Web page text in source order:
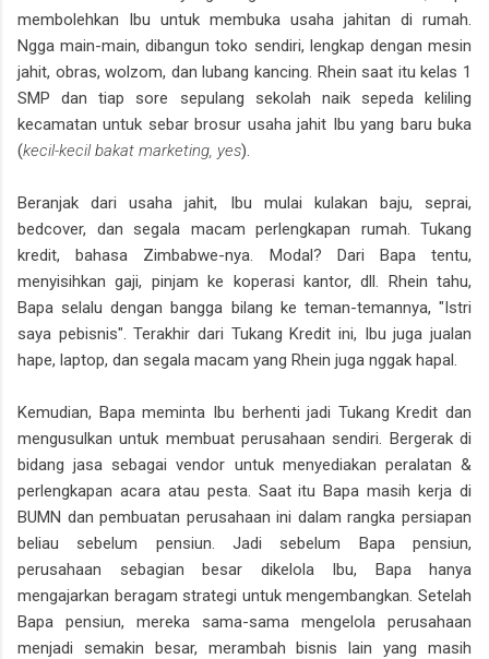
membolehkan Ibu untuk membuka usaha jahitan di rumah.
Ngga main-main, dibangun toko sendiri, lengkap dengan mesin
jahit, obras, wolzom, dan lubang kancing. Rhein saat itu kelas 1
SMP dan tiap sore sepulang sekolah naik sepeda keliling
kecamatan untuk sebar brosur usaha jahit Ibu yang baru buka
(kecil-kecil bakat marketing, yes).
Beranjak dari usaha jahit, Ibu mulai kulakan baju, seprai,
bedcover, dan segala macam perlengkapan rumah. Tukang
kredit, bahasa Zimbabwe-nya. Modal? Dari Bapa tentu,
menyisihkan gaji, pinjam ke koperasi kantor, dll. Rhein tahu,
Bapa selalu dengan bangga bilang ke teman-temannya, "Istri
saya pebisnis". Terakhir dari Tukang Kredit ini, Ibu juga jualan
hape, laptop, dan segala macam yang Rhein juga nggak hapal.
Kemudian, Bapa meminta Ibu berhenti jadi Tukang Kredit dan
mengusulkan untuk membuat perusahaan sendiri. Bergerak di
bidang jasa sebagai vendor untuk menyediakan peralatan &
perlengkapan acara atau pesta. Saat itu Bapa masih kerja di
BUMN dan pembuatan perusahaan ini dalam rangka persiapan
beliau sebelum pensiun. Jadi sebelum Bapa pensiun,
perusahaan sebagian besar dikelola Ibu, Bapa hanya
mengajarkan beragam strategi untuk mengembangkan. Setelah
Bapa pensiun, mereka sama-sama mengelola perusahaan
menjadi semakin besar, merambah bisnis lain yang masih